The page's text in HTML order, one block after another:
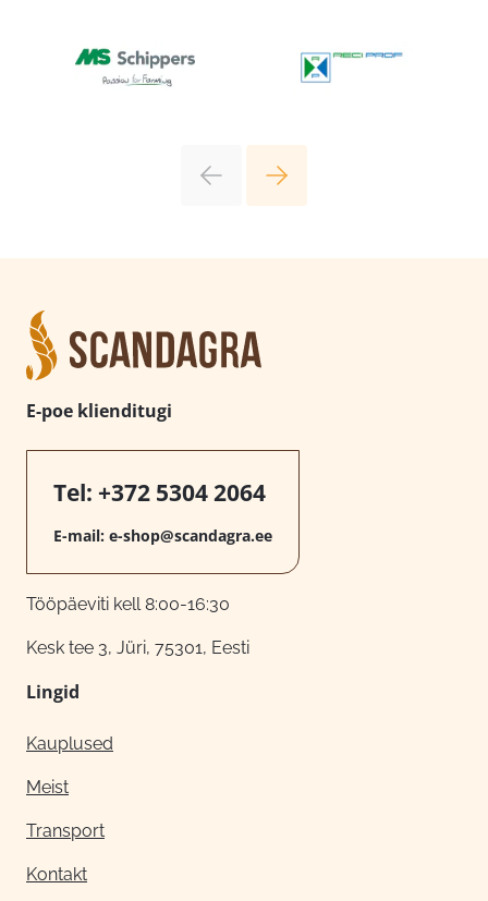
E-poe klienditugi
Tel: +372 5304 2064
E-mail: e-shop@scandagra.ee
Tööpäeviti kell 8:00-16:30
Kesk tee 3, Jüri, 75301, Eesti
Lingid
Kauplused
Meist
Transport
Kontakt